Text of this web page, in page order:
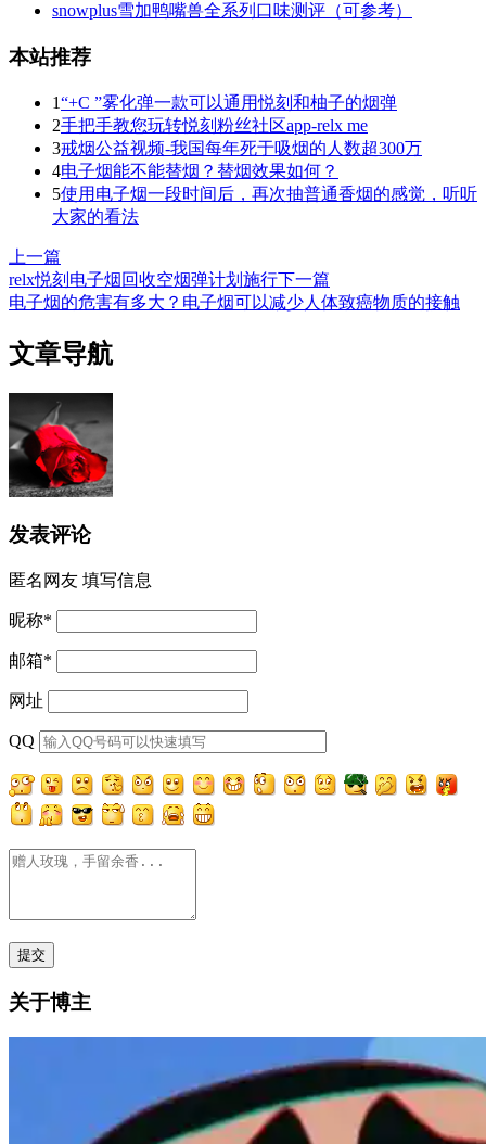
snowplus雪加鸭嘴兽全系列口味测评（可参考）
本站推荐
1“+C ”雾化弹一款可以通用悦刻和柚子的烟弹
2手把手教您玩转悦刻粉丝社区app-relx me
3戒烟公益视频-我国每年死于吸烟的人数超300万
4电子烟能不能替烟？替烟效果如何？
5使用电子烟一段时间后，再次抽普通香烟的感觉，听听
大家的看法
上一篇
relx悦刻电子烟回收空烟弹计划施行下一篇
电子烟的危害有多大？电子烟可以减少人体致癌物质的接触
文章导航
发表评论
匿名网友 填写信息
昵称*
邮箱*
网址
QQ
关于博主